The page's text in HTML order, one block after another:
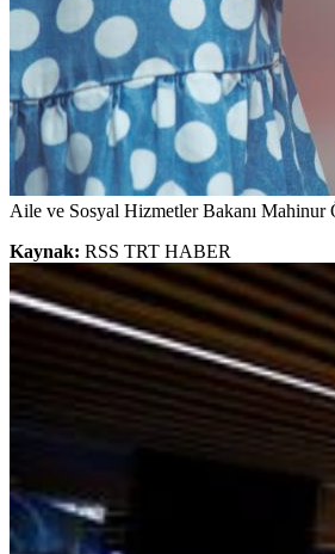
Aile ve Sosyal Hizmetler Bakanı Mahinur
Kaynak: RSS TRT HABER